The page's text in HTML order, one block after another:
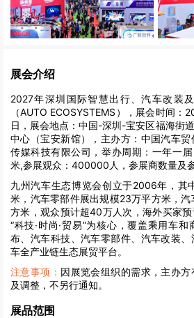
展会介绍
2027年深圳国际智慧出行、汽车改装
（AUTO ECOSYSTEMS），展会时间
日，展会地点：中国-深圳-宝安区福海街
中心（宝安新馆），主办方：中国汽车
传媒科技有限公司，举办周期：一年一
米,参展观众：400000人，参展商数量及
九州汽车生态博览会创立于2006年，其
米，汽车零部件展出规模23万平方米，
方米，观众预计超40万人次，海外买家
“科技·时尚·贸易”为核心，覆盖乘用车
布、汽车科技、汽车零部件、汽车改装
车全产业链生态展贸平台。
注意事项： 因展览会组织的需求，主办
及调整，不另行通知。
展品范围